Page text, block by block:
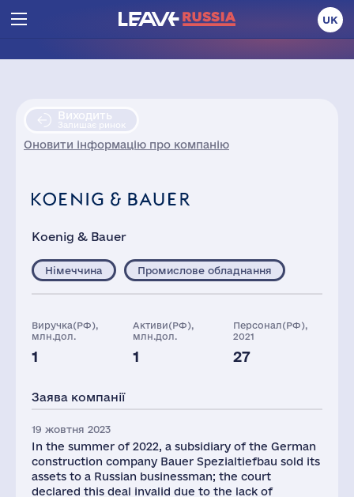
UK
Виходить
Залишає ринок
Оновити інформацію про компанію
Koenig & Bauer
Німеччина Промислове обладнання
Виручка(РФ),
млн.дол.
1
Активи(РФ),
млн.дол.
1
Персонал(РФ),
2021
27
1247
Заява компанії
19 жовтня 2023
In the summer of 2022, a subsidiary of the German
construction company Bauer Spezialtiefbau sold its
assets to a Russian businessman; the court
declared this deal invalid due to the lack of